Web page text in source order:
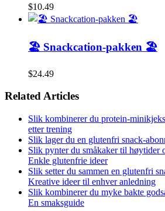
$10.49
🏖️ Snackcation-pakken 🏖️
$24.49
Related Articles
Slik kombinerer du protein-
etter trening
Slik lager du en glutenfri snack-
Slik pynter du småkaker til høytider
Enkle glutenfrie ideer
Slik setter du sammen en glutenfri
Kreative ideer til enhver anledning
Slik kombinerer du myke bakte
En smaksguide